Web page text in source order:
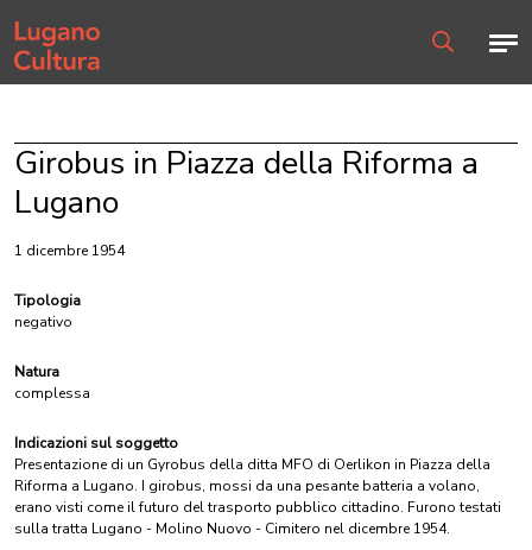
Home page
Girobus in Piazza della Riforma a
Lugano
1 dicembre 1954
Tipologia
negativo
Natura
complessa
Indicazioni sul soggetto
Presentazione di un Gyrobus della ditta MFO di Oerlikon in Piazza della
Riforma a Lugano. I girobus, mossi da una pesante batteria a volano,
erano visti come il futuro del trasporto pubblico cittadino. Furono testati
sulla tratta Lugano - Molino Nuovo - Cimitero nel dicembre 1954.